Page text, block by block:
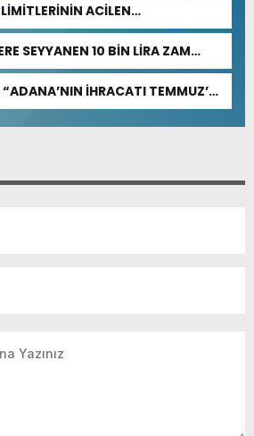
ACİLEN
İSTİYOR
SEYYANEN 10 BİN LİRA ZAM
İHRACATI TEMMUZ’DA
YÜZDE 13,7 ARTTI”